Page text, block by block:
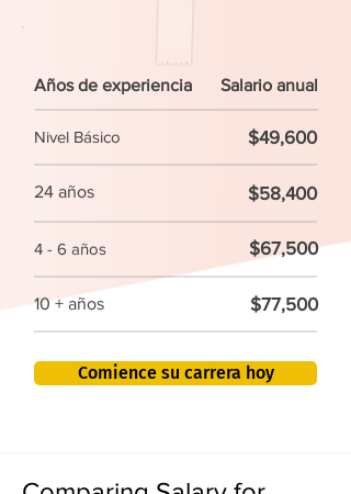
Años de experiencia Salario anual
Nivel Básico $49,600
24 años $58,400
4 - 6 años $67,500
10 + años $77,500
Comience su carrera hoy